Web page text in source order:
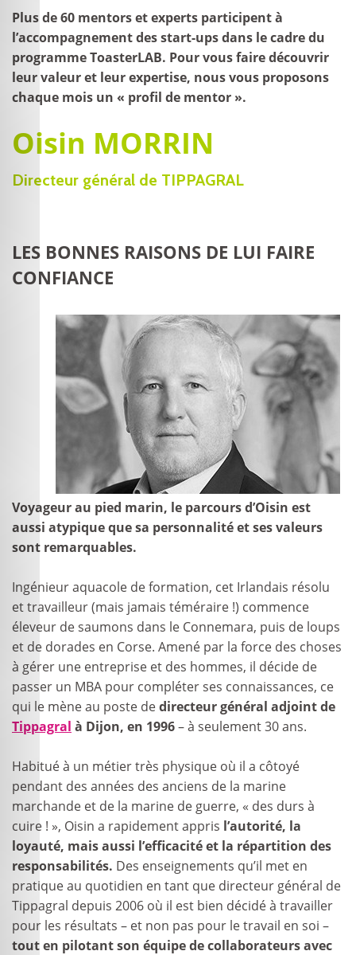
Plus de 60 mentors et experts participent à
l’accompagnement des start-ups dans le cadre du
programme ToasterLAB. Pour vous faire découvrir
leur valeur et leur expertise, nous vous proposons
chaque mois un « profil de mentor ».
Oisin MORRIN
Directeur général de TIPPAGRAL
LES BONNES RAISONS DE LUI FAIRE
CONFIANCE
Voyageur au pied marin, le parcours d’Oisin est
aussi atypique que sa personnalité et ses valeurs
sont remarquables.
Ingénieur aquacole de formation, cet Irlandais résolu
et travailleur (mais jamais téméraire !) commence
éleveur de saumons dans le Connemara, puis de loups
et de dorades en Corse. Amené par la force des choses
à gérer une entreprise et des hommes, il décide de
passer un MBA pour compléter ses connaissances, ce
qui le mène au poste dedirecteur général adjoint de
Tippagral à Dijon, en 1996– à seulement 30 ans.
Habitué à un métier très physique où il a côtoyé
pendant des années des anciens de la marine
marchande et de la marine de guerre, « des durs à
cuire ! », Oisin a rapidement appris l’autorité, la
loyauté, mais aussi l’efficacité et la répartition des
responsabilités. Des enseignements qu’il met en
pratique au quotidien en tant que directeur général de
Tippagral depuis 2006 où il est bien décidé à travailler
pour les résultats – et non pas pour le travail en soi –
tout en pilotant son équipe de collaborateurs avec